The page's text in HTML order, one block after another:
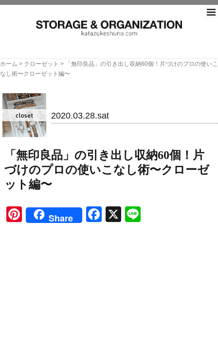
ホーム > クローゼット >
「無印良品」の引き出し収納60個！片づけのプロの使いこ
なし術〜クローゼット編〜
2020.03.28.sat
「無印良品」の引き出し収納60個！片
づけのプロの使いこなし術〜クローゼ
ット編〜
Pinterest
Share Facebook
X